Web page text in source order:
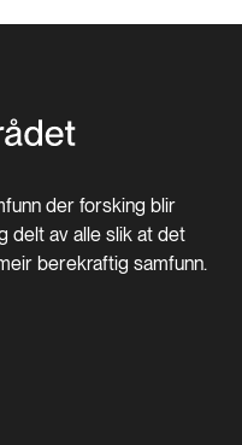
der forsking blir
delt av alle slik at det
berekraftig samfunn.